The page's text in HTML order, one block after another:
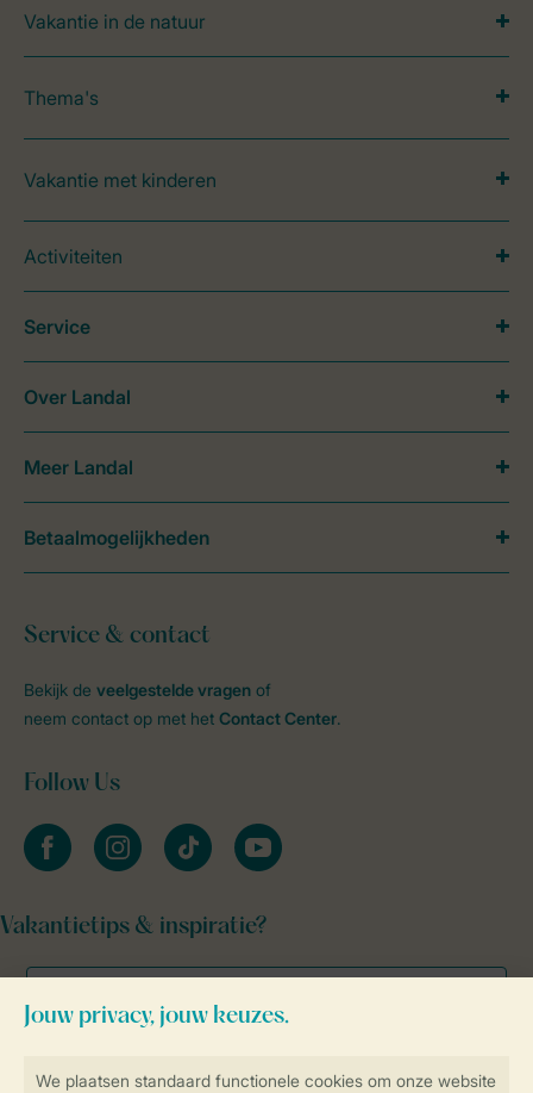
Vakantie in de natuur
Thema's
Vakantie met kinderen
Activiteiten
Service & contact
Bekijk de veelgestelde vragen of
neem contact op met het Contact Center.
Follow Us
facebookinstagramtiktok youtube
Vakantietips & inspiratie?
Service
Over Landal
Meer Landal
Betaalmogelijkheden